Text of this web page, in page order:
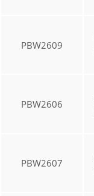
PBW2609
PBW2606
PBW2607